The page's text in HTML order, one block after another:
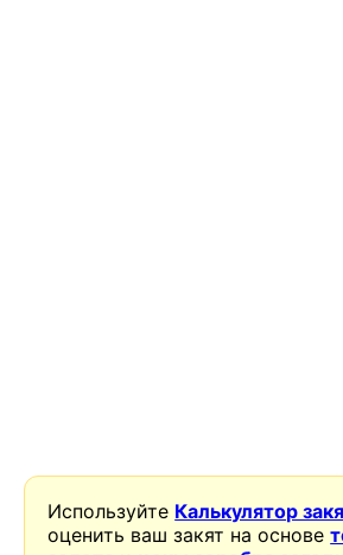
Используйте Калькулятор
оценить ваш закят на основе